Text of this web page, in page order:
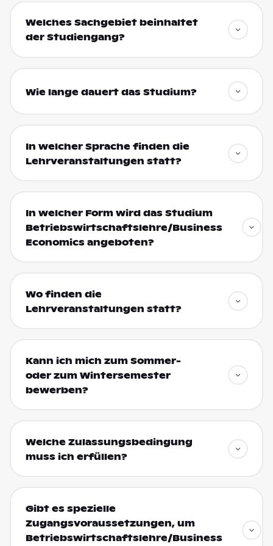
Welches Sachgebiet beinhaltet
der Studiengang?
Wie lange dauert das Studium?
In welcher Sprache finden die
Lehrveranstaltungen statt?
In welcher Form wird das Studium
Betriebswirtschaftslehre/Business
Economics angeboten?
Wo finden die
Lehrveranstaltungen statt?
Kann ich mich zum Sommer-
oder zum Wintersemester
bewerben?
Welche Zulassungsbedingung
muss ich erfüllen?
Gibt es spezielle
Zugangsvoraussetzungen, um
Betriebswirtschaftslehre/Business